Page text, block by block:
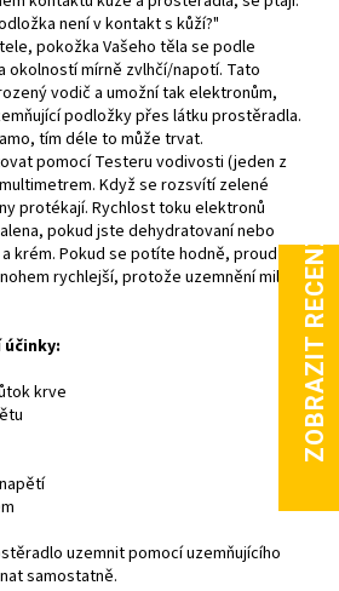
není v kontakt s kůží?"
pokožka Vašeho těla se podle
okolností mírně zvlhčí/napotí. Tato
vodič a umožní tak elektronům,
podložky přes látku prostěradla.
tím déle to může trvat.
pomocí Testeru vodivosti (jeden z
Když se rozsvítí zelené
protékají. Rychlost toku elektronů
pokud jste dehydratovaní nebo
krém. Pokud se potíte hodně, proud
rychlejší, protože uzemnění miluje
krve
uzemnit pomocí uzemňujícího
samostatně.